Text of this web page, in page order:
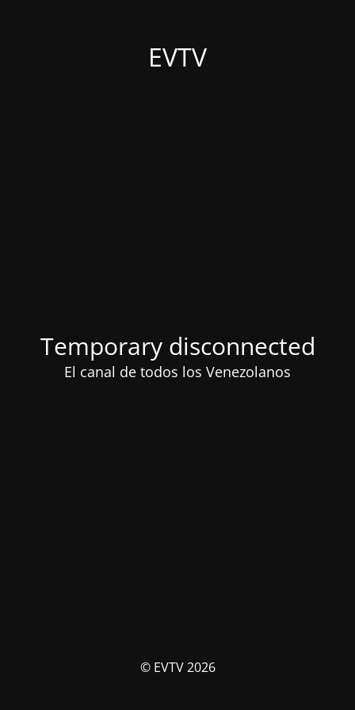
EVTV
Temporary disconnected
El canal de todos los Venezolanos
© EVTV 2026